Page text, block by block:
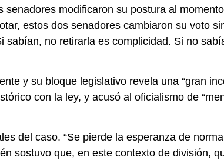
modificaron su postura al
estos dos senadores cambiaron su voto
sabían, no retirarla es complicidad. Si no
y su bloque legislativo revela una “gran
con la ley, y acusó al oficialismo de
del caso. “Se pierde la esperanza de
sostuvo que, en este contexto de división,